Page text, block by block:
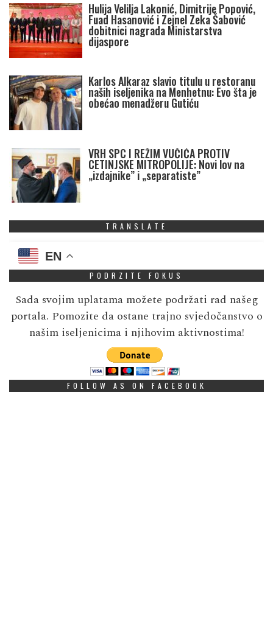
Hulija Velilja Lakonić, Dimitrije Popović,
Fuad Hasanović i Zejnel Zeka Šabović
dobitnici nagrada Ministarstva
dijaspore
Karlos Alkaraz slavio titulu u restoranu
naših iseljenika na Menhetnu: Evo šta je
obećao menadžeru Gutiću
VRH SPC I REŽIM VUČIĆA PROTIV
CETINJSKE MITROPOLIJE: Novi lov na
„izdajnike” i „separatiste”
TRANSLATE
EN
PODRZITE FOKUS
Sada svojim uplatama možete podržati rad našeg
portala. Pomozite da ostane trajno svjedočanstvo o
našim iseljenicima i njihovim aktivnostima!
FOLLOW AS ON FACEBOOK